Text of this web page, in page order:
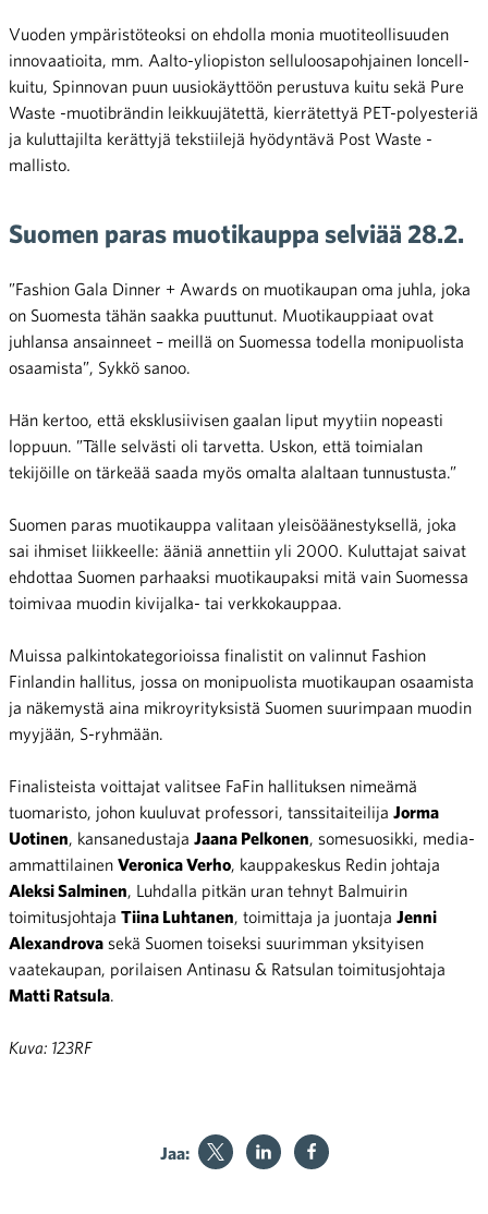
Vuoden ympäristöteoksi on ehdolla monia muotiteollisuuden
innovaatioita, mm. Aalto-yliopiston selluloosapohjainen Ioncell-
kuitu, Spinnovan puun uusiokäyttöön perustuva kuitu sekä Pure
Waste -muotibrändin leikkuujätettä, kierrätettyä PET-polyesteriä
ja kuluttajilta kerättyjä tekstiilejä hyödyntävä Post Waste -
mallisto.
Suomen paras muotikauppa selviää 28.2.
”Fashion Gala Dinner + Awards on muotikaupan oma juhla, joka
on Suomesta tähän saakka puuttunut. Muotikauppiaat ovat
juhlansa ansainneet – meillä on Suomessa todella monipuolista
osaamista”, Sykkö sanoo.
Hän kertoo, että eksklusiivisen gaalan liput myytiin nopeasti
loppuun. ”Tälle selvästi oli tarvetta. Uskon, että toimialan
tekijöille on tärkeää saada myös omalta alaltaan tunnustusta.”
Suomen paras muotikauppa valitaan yleisöäänestyksellä, joka
sai ihmiset liikkeelle: ääniä annettiin yli 2000. Kuluttajat saivat
ehdottaa Suomen parhaaksi muotikaupaksi mitä vain Suomessa
toimivaa muodin kivijalka- tai verkkokauppaa.
Muissa palkintokategorioissa finalistit on valinnut Fashion
Finlandin hallitus, jossa on monipuolista muotikaupan osaamista
ja näkemystä aina mikroyrityksistä Suomen suurimpaan muodin
myyjään, S-ryhmään.
Finalisteista voittajat valitsee FaFin hallituksen nimeämä
tuomaristo, johon kuuluvat professori, tanssitaiteilija Jorma
Uotinen , kansanedustaja Jaana Pelkonen , somesuosikki, media-
ammattilainen Veronica Verho , kauppakeskus Redin johtaja
Aleksi Salminen , Luhdalla pitkän uran tehnyt Balmuirin
toimitusjohtaja Tiina Luhtanen , toimittaja ja juontaja Jenni
Alexandrova sekä Suomen toiseksi suurimman yksityisen
vaatekaupan, porilaisen Antinasu & Ratsulan toimitusjohtaja
Matti Ratsula
Kuva: 123RF
Jaa: